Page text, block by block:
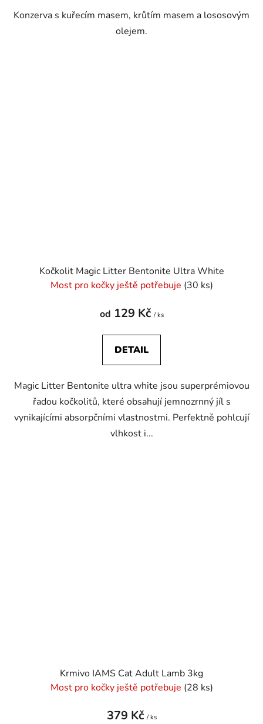
Konzerva s kuřecím masem, krůtím masem a lososovým
olejem.
Kočkolit Magic Litter Bentonite Ultra White
Most pro kočky ještě potřebuje (30 ks)
od 129 Kč / ks
DETAIL
Magic Litter Bentonite ultra white jsou superprémiovou
řadou kočkolitů, které obsahují jemnozrnný jíl s
vynikajícími absorpčními vlastnostmi. Perfektně pohlcují
vlhkost i...
Krmivo IAMS Cat Adult Lamb 3kg
Most pro kočky ještě potřebuje (28 ks)
379 Kč / ks